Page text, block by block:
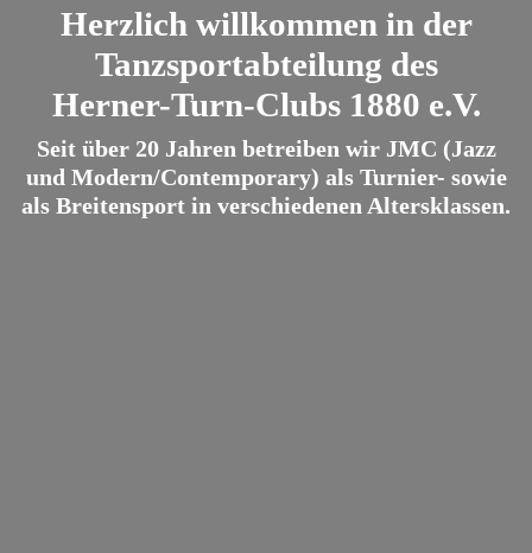
Herzlich willkommen in der
Tanzsportabteilung des
Herner-Turn-Clubs 1880 e.V.
Seit über 20 Jahren betreiben wir JMC (Jazz
und Modern/Contemporary) als Turnier- sowie
als Breitensport in verschiedenen Altersklassen.